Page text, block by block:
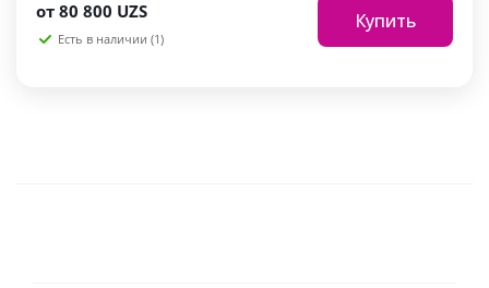
Есть в наличии (1)
от 80 800 UZS Купить